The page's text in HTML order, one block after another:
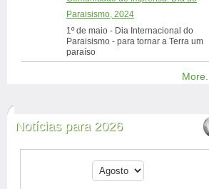
Paraisismo, 2024
1º de maio - Dia Internacional do
Paraisismo - para tornar a Terra um
paraíso
More...
Notícias para 2026